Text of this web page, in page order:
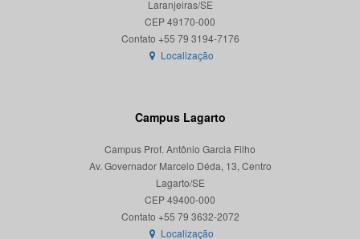
Laranjeiras/SE
CEP 49170-000
Localização
Campus Lagarto
Campus Prof. Antônio Garcia Filho
Av. Governador Marcelo Déda, 13, Centro
Lagarto/SE
CEP 49400-000
Localização